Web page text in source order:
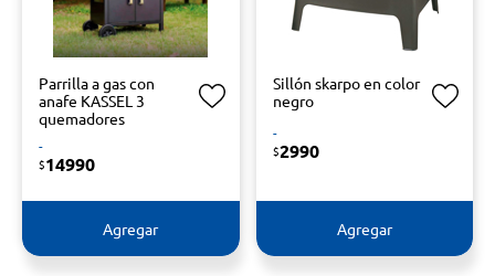
Parrilla a gas con
anafe KASSEL 3
quemadores
-
$14990
Agregar
Sillón skarpo en color
negro
-
$2990
Agregar